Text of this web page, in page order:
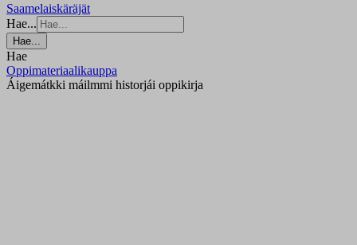
Saamelaiskäräjät
Hae...
Hae...
Hae
Oppimateriaalikauppa
Áigemátkki máilmmi historjái oppikirja